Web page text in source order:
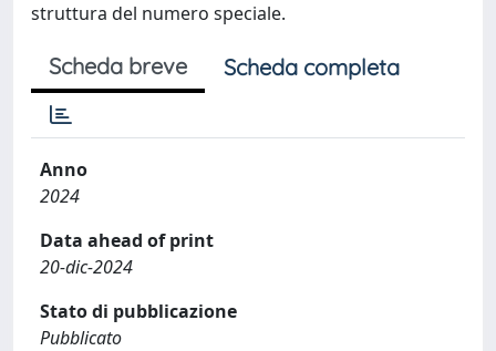
struttura del numero speciale.
Scheda breve Scheda completa
Anno
2024
Data ahead of print
20-dic-2024
Stato di pubblicazione
Pubblicato